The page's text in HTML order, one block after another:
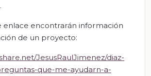
enlace encontrarán información
de un proyecto:
JesusRaulJimenez/diaz-
que-me-ayudarn-a-